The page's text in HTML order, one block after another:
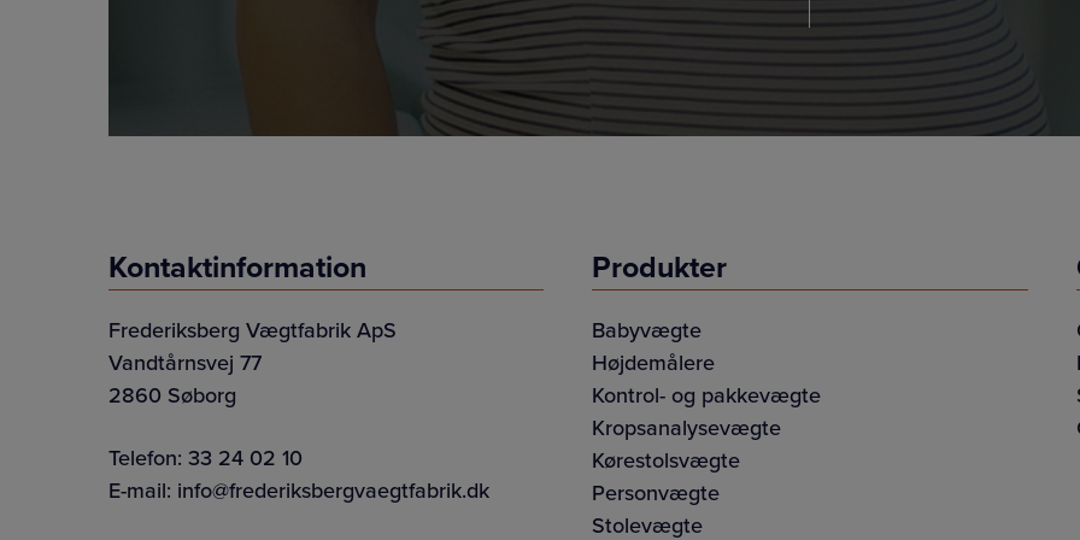
Kontaktinformation
Frederiksberg Vægtfabrik ApS
Vandtårnsvej 77
2860 Søborg
Telefon: 33 24 02 10
E-mail: info@frederiksbergvaegtfabrik.dk
Produkter
Babyvægte
Højdemålere
Kontrol- og pakkevægte
Kropsanalysevægte
Kørestolsvægte
Personvægte
Stolevægte